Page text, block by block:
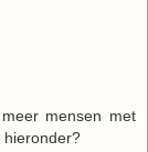
mensen met
hieronder?